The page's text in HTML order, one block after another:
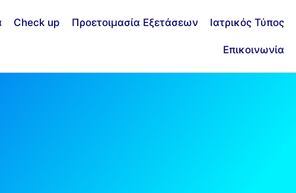
Check up Προετοιμασία Εξετάσεων Ιατρικός Τύπος
Επικοινωνία